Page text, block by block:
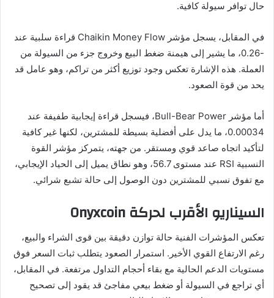
حال توافر سيولة كافية.
في المقابل، يسجل مؤشر Chaikin Money Flow قراءة سلبية عند
-0.26، ما يشير إلى هيمنة ضغط البيع وخروج جزء من السيولة من
العملة. هذه الإشارة تعكس وجود توزيع أكثر من تراكم، وهو عامل قد
يحد من قوة الصعود.
أما مؤشر Bull-Bear Power، فيسجل قراءة إيجابية طفيفة عند
0.00034، ما يدل على أفضلية بسيطة للمشترين، لكنها غير كافية
لتأكيد اتجاه صاعد قوي ومستقر. من جهته، يتمركز مؤشر القوة
النسبية RSI عند مستوى 56.7، وهو نطاق يميل إلى الحياد الإيجابي،
مع تفوق نسبي للمشترين دون الوصول إلى حالة تشبع شرائي.
السيناريو الأقرب لحركة Onyxcoin
تعكس المؤشرات الفنية حالة توازن دقيقة بين قوى الشراء والبيع،
رغم الارتفاع القوي الأخير. استمرار الصعود يتطلب ثبات السعر فوق
مستويات الدعم الحالية مع بقاء أحجام التداول مرتفعة. في المقابل،
أي تراجع في السيولة أو ضغط بيعي مفاجئ قد يقود إلى تصحيح